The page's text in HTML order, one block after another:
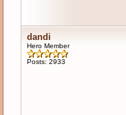
dandi
Hero Member
Posts: 2933